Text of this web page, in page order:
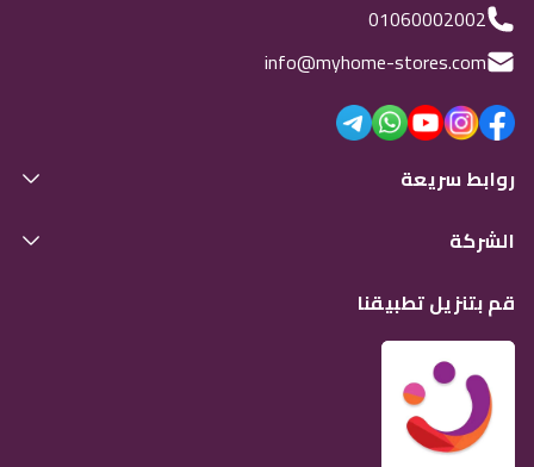
01060002002
info@myhome-stores.com
روابط سريعة
الشركة
قم بتنزيل تطبيقنا